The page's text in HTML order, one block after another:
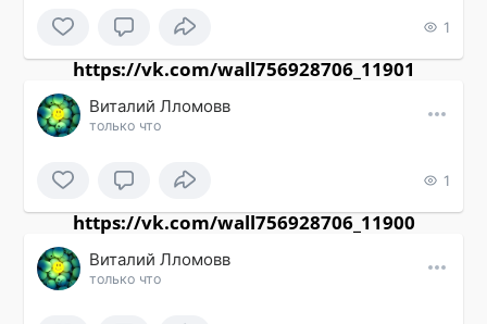
1
https://vk.com/wall756928706_11901
Виталий Лломовв
только что
1
https://vk.com/wall756928706_11900
Виталий Лломовв
только что